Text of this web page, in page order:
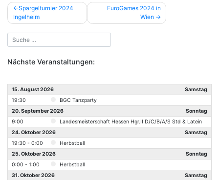
Nächste Veranstaltungen:
15. August 2026
Samstag
19:30
BGC Tanzparty
20. September 2026
Sonntag
9:00
Landesmeisterschaft Hessen Hgr.II D/C/B/A/S Std & Latein
24. Oktober 2026
Samstag
19:30 - 0:00
Herbstball
25. Oktober 2026
Sonntag
0:00 - 1:00
Herbstball
31. Oktober 2026
Samstag
Beitragsnavigation
Spargelturnier 2024
Ingelheim
EuroGames 2024 in
Wien